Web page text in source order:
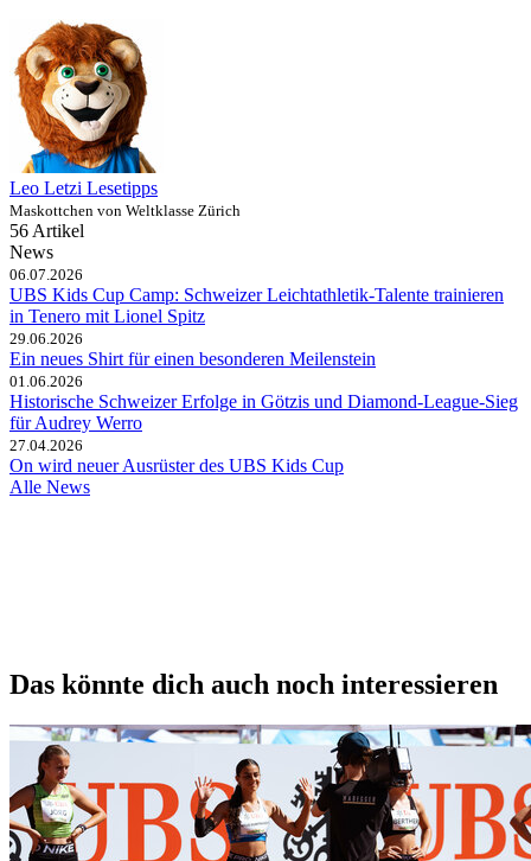
Leo Letzi Lesetipps
Maskottchen von Weltklasse Zürich
56 Artikel
News
06.07.2026
UBS Kids Cup Camp: Schweizer Leichtathletik-Talente trainieren
in Tenero mit Lionel Spitz
29.06.2026
Ein neues Shirt für einen besonderen Meilenstein
01.06.2026
Historische Schweizer Erfolge in Götzis und Diamond-League-Sieg
für Audrey Werro
27.04.2026
On wird neuer Ausrüster des UBS Kids Cup
Alle News
Das könnte dich auch noch interessieren